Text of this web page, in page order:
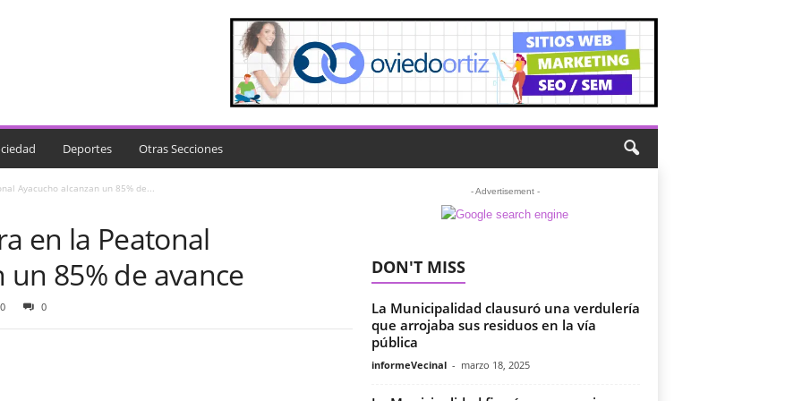
Deportes Otras Secciones
Ayacucho alcanzan un 85% de...
en la Peatonal
85% de avance
0
- Advertisement -
DON'T MISS
La Municipalidad clausuró una verdulería
que arrojaba sus residuos en la vía
pública
informeVecinal - marzo 18, 2025